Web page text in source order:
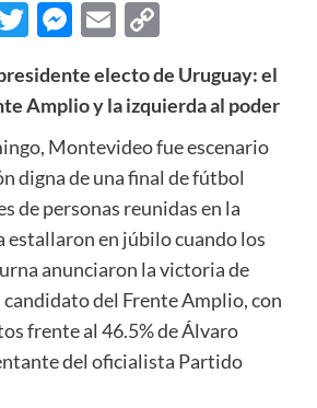
Twitter
Messenger
EmailCopy
electo de Uruguay: el
Amplio y la izquierda al poder
Montevideo fue escenario
digna de una final de fútbol
de personas reunidas en la
estallaron en júbilo cuando los
anunciaron la victoria de
candidato del Frente Amplio, con
frente al 46.5% de Álvaro
del oficialista Partido